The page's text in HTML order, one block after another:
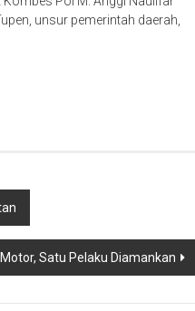
unsur pemerintah daerah,
Satu Pelaku Diamankan